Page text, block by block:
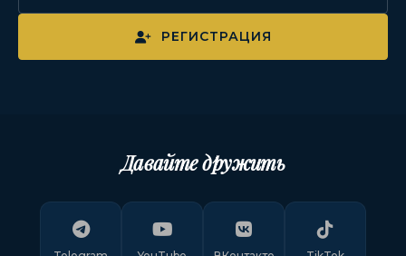
РЕГИСТРАЦИЯ
Давайте дружить